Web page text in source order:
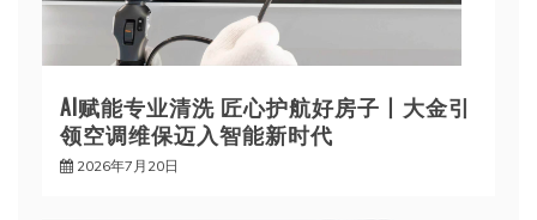
AI赋能专业清洗 匠心护航好房子丨大金引
领空调维保迈入智能新时代
2026年7月20日